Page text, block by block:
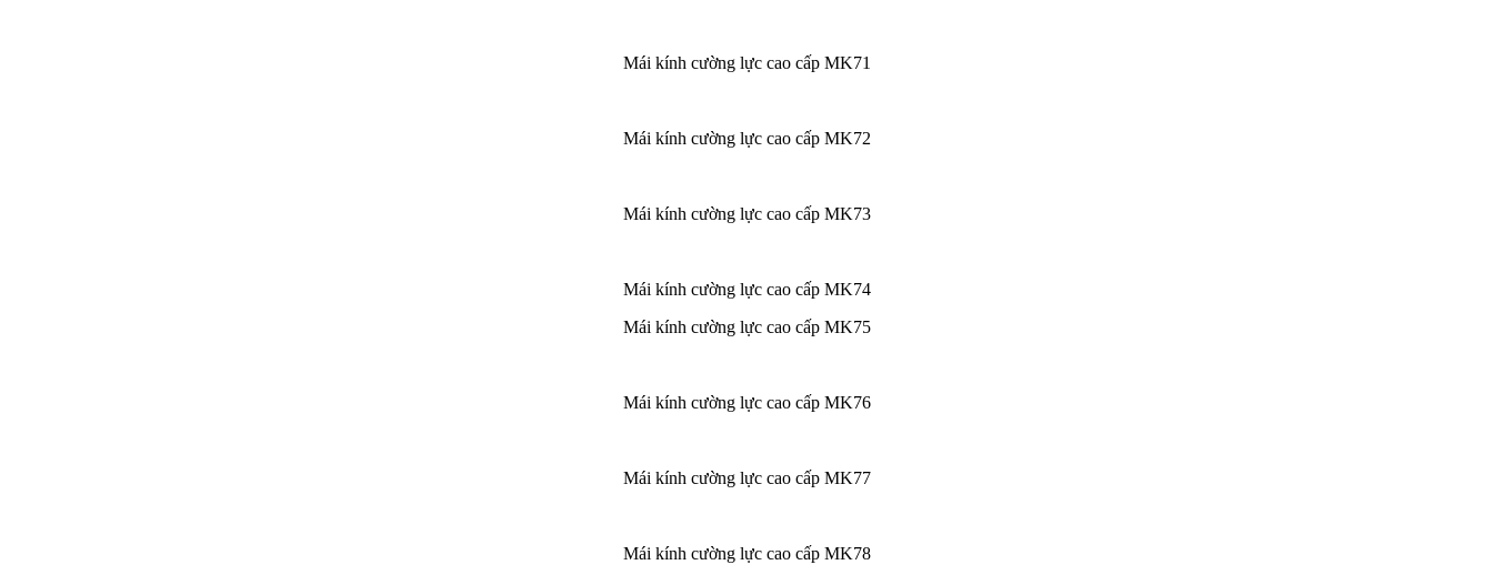
Mái kính cường lực cao cấp MK71
Mái kính cường lực cao cấp MK72
Mái kính cường lực cao cấp MK73
Mái kính cường lực cao cấp MK74
Mái kính cường lực cao cấp MK75
Mái kính cường lực cao cấp MK76
Mái kính cường lực cao cấp MK77
Mái kính cường lực cao cấp MK78